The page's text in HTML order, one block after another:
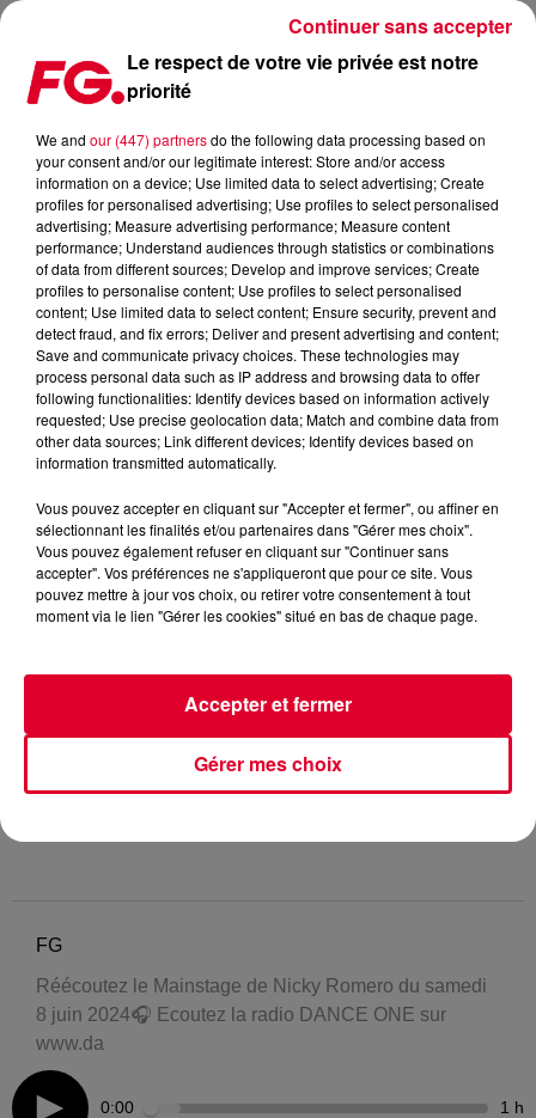
MAINSTAGE : NICKY ROMERO
FG
Réécoutez le Mainstage de Nicky Romero du samedi
8 juin 2024🎧 Ecoutez la radio DANCE ONE sur
www.da
0:00 1 h
Le respect de votre vie privée est notre
priorité
We and our (447) partnersdo the following data processing based on
your consent and/or our legitimate interest: Store and/or access
information on a device; Use limited data to select advertising; Create
profiles for personalised advertising; Use profiles to select personalised
advertising; Measure advertising performance; Measure content
performance; Understand audiences through statistics or combinations
of data from different sources; Develop and improve services; Create
profiles to personalise content; Use profiles to select personalised
content; Use limited data to select content; Ensure security, prevent and
detect fraud, and fix errors; Deliver and present advertising and content;
Save and communicate privacy choices. These technologies may
process personal data such as IP address and browsing data to offer
following functionalities: Identify devices based on information actively
requested; Use precise geolocation data; Match and combine data from
other data sources; Link different devices; Identify devices based on
information transmitted automatically.
Vous pouvez accepter en cliquant sur "Accepter et fermer", ou affiner en
sélectionnant les finalités et/ou partenaires dans "Gérer mes choix".
Vous pouvez également refuser en cliquant sur "Continuer sans
accepter". Vos préférences ne s'appliqueront que pour ce site. Vous
pouvez mettre à jour vos choix, ou retirer votre consentement à tout
moment via le lien "Gérer les cookies" situé en bas de chaque page.
Gérer mes choix
Accepter et fermer
Continuer sans accepter